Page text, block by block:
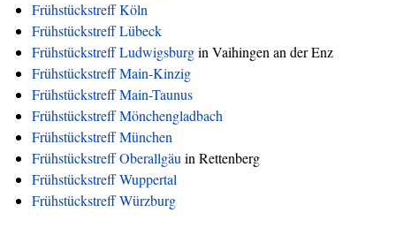
Frühstückstreff Köln
Frühstückstreff Lübeck
Frühstückstreff Ludwigsburgin Vaihingen an der Enz
Frühstückstreff Main-Kinzig
Frühstückstreff Main-Taunus
Frühstückstreff Mönchengladbach
Frühstückstreff München
Frühstückstreff Oberallgäu in Rettenberg
Frühstückstreff Wuppertal
Frühstückstreff Würzburg